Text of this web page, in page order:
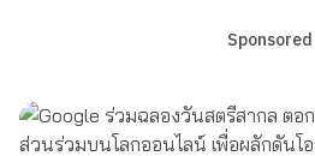
Sponsored